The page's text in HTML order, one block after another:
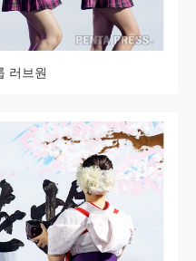
러브원